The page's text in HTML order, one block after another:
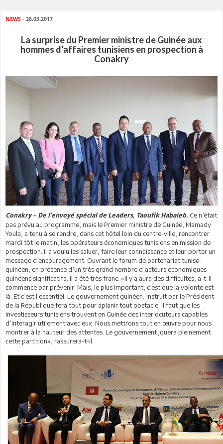
NEWS - 28.03.2017
La surprise du Premier ministre de Guinée aux
hommes d’affaires tunisiens en prospection à
Conakry
Conakry – De l’envoyé spécial de Leaders, Taoufik Habaieb. Ce n’était
pas prévu au programme, mais le Premier ministre de Guinée, Mamady
Youla, a tenu à se rendre, dans cet hôtel loin du centre-ville, rencontrer
mardi tôt le matin, les opérateurs économiques tunisiens en mission de
prospection. Il a voulu les saluer, faire leur connaissance et leur porter un
message d’encouragement. Ouvrant le forum de partenariat tuniso-
guinéen, en présence d’un très grand nombre d’acteurs économiques
guinéens significatifs, il a été très franc. «Il y a aura des difficultés, a-t-il
commence par prévenir. Mais, le plus important, c’est que la volonté est
là. Et c’est l'essentiel. Le gouvernement guinéen, instruit par le Président
de la République fera tout pour aplanir tout obstacle. Il faut que les
investisseurs tunisiens trouvent en Guinée des interlocuteurs capables
d’interagir utilement avec eux. Nous mettrons tout en œuvre pour nous
montrer à la hauteur des attentes. Le gouvernement jouera pleinement
cette partition», rassurera-t-il.